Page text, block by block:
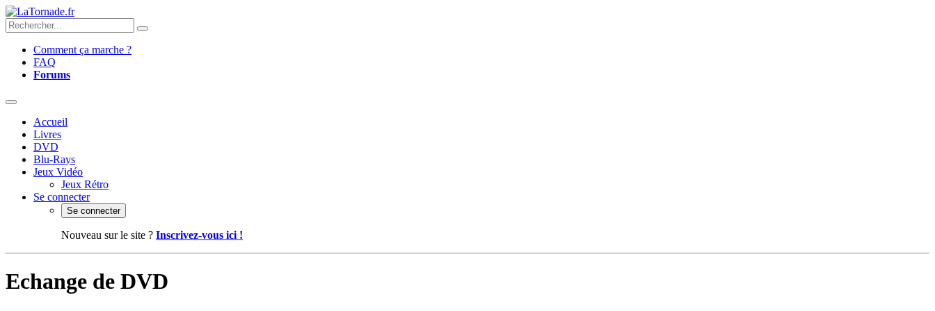
Comment ça marche ?
FAQ
Forums
Accueil
Livres
DVD
Blu-Rays
Jeux Vidéo
Jeux Rétro
Se connecter
Se connecter
Nouveau sur le site ? Inscrivez-vous ici !
Echange de DVD